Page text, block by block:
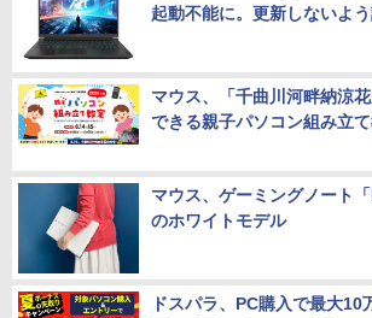
起動不能に。更新しないよ
マウス、「千曲川河畔納涼
できる親子パソコン組み立
マウス、ゲーミングノート
のホワイトモデル
ドスパラ、PC購入で最大10